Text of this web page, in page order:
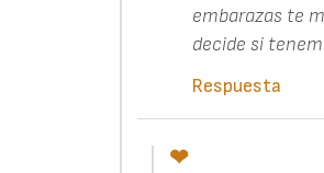
embarazas te
decide si
Respuesta
❤